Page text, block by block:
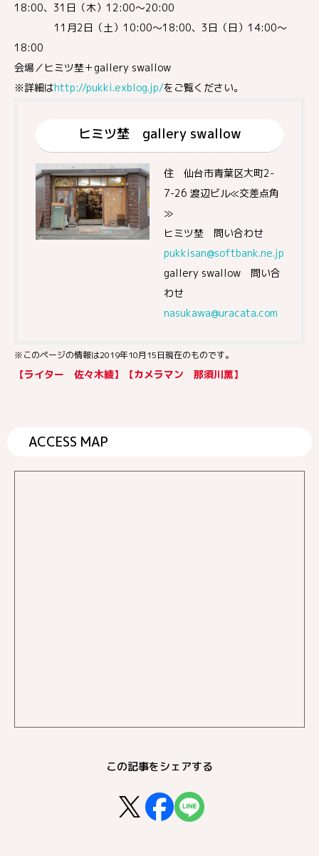
18:00、31日（木）12:00～20:00
11月2日（土）10:00～18:00、3日（日）14:00～
18:00
会場／ヒミツ埜＋gallery swallow
※詳細はhttp://pukki.exblog.jp/をご覧ください。
ヒミツ埜 gallery swallow
住 仙台市青葉区大町2-
7-26 渡辺ビル≪交差点角
≫
ヒミツ埜 問い合わせ
pukkisan@softbank.ne.jp
gallery swallow 問い合
わせ
nasukawa@uracata.com
※このページの情報は2019年10月15日現在のものです。
【ライター 佐々木綾】【カメラマン 那須川薫】
ACCESS MAP
この記事をシェアする